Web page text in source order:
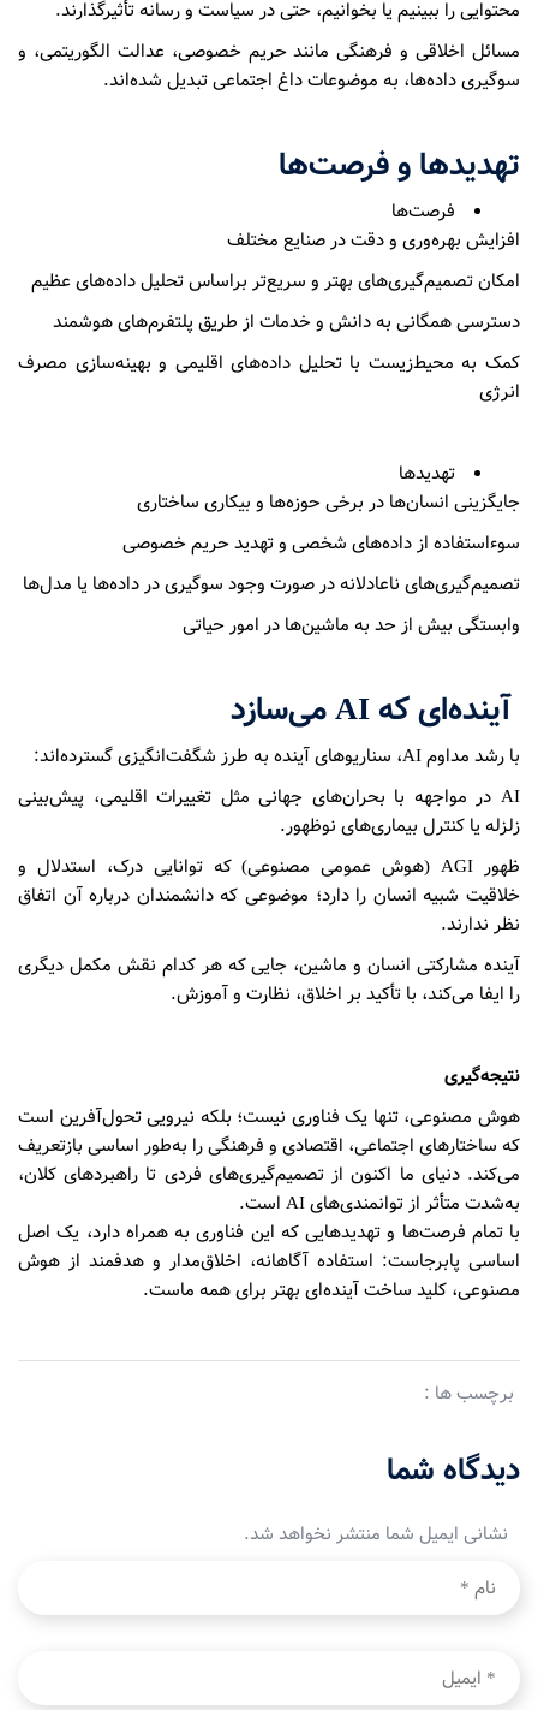
محتوایی را ببینیم یا بخوانیم، حتی در سیاست و رسانه تأثیرگذارند.
مسائل اخلاقی و فرهنگی مانند حریم خصوصی، عدالت الگوریتمی، و
سوگیری داده‌ها، به موضوعات داغ اجتماعی تبدیل شده‌اند.
تهدیدها و فرصت‌ها
فرصت‌ها
افزایش بهره‌وری و دقت در صنایع مختلف
امکان تصمیم‌گیری‌های بهتر و سریع‌تر براساس تحلیل داده‌های عظیم
دسترسی همگانی به دانش و خدمات از طریق پلتفرم‌های هوشمند
کمک به محیط‌زیست با تحلیل داده‌های اقلیمی و بهینه‌سازی مصرف
انرژی
تهدیدها
جایگزینی انسان‌ها در برخی حوزه‌ها و بیکاری ساختاری
سوءاستفاده از داده‌های شخصی و تهدید حریم خصوصی
تصمیم‌گیری‌های ناعادلانه در صورت وجود سوگیری در داده‌ها یا مدل‌ها
وابستگی بیش از حد به ماشین‌ها در امور حیاتی
آینده‌ای که AI می‌سازد
با رشد مداوم AI، سناریوهای آینده به طرز شگفت‌انگیزی گسترده‌اند:
AI در مواجهه با بحران‌های جهانی مثل تغییرات اقلیمی، پیش‌بینی
زلزله یا کنترل بیماری‌های نوظهور.
ظهور AGI (هوش عمومی مصنوعی) که توانایی درک، استدلال و
خلاقیت شبیه انسان را دارد؛ موضوعی که دانشمندان درباره آن اتفاق
نظر ندارند.
آینده مشارکتی انسان و ماشین، جایی که هر کدام نقش مکمل دیگری
را ایفا می‌کند، با تأکید بر اخلاق، نظارت و آموزش.
نتیجه‌گیری
هوش مصنوعی، تنها یک فناوری نیست؛ بلکه نیرویی تحول‌آفرین است
که ساختارهای اجتماعی، اقتصادی و فرهنگی را به‌طور اساسی بازتعریف
می‌کند. دنیای ما اکنون از تصمیم‌گیری‌های فردی تا راهبردهای کلان،
به‌شدت متأثر از توانمندی‌های AI است.
با تمام فرصت‌ها و تهدیدهایی که این فناوری به همراه دارد، یک اصل
اساسی پابرجاست: استفاده آگاهانه، اخلاق‌مدار و هدفمند از هوش
مصنوعی، کلید ساخت آینده‌ای بهتر برای همه ماست.
برچسب ها :
دیدگاه شما
نشانی ایمیل شما منتشر نخواهد شد.